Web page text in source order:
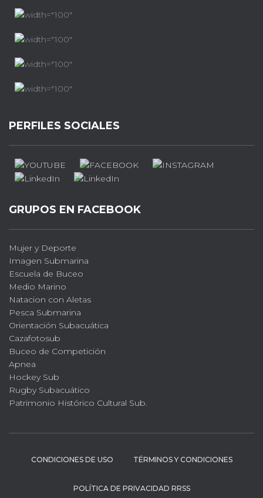
PERFILES SOCIALES
GRUPOS EN FACEBOOK
Mujer y Deporte
Imagen Submarina
Escuela de Buceo
Medio Marino
Natacion con Aletas
Pesca Submarina
Orientación Subacuática
Cazafotosub
Buceo de Competición
Apnea
Hockey Sub
Rugby Subacuático
Patrimonio Histórico Cultural Sub.
CONDICIONES DE USO TÉRMINOS Y CONDICIONES
POLÍTICA DE PRIVACIDAD RRSS